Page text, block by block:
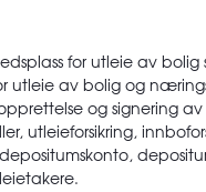
for utleie av
utleie av bolig og
og signering
utleieforsikring,